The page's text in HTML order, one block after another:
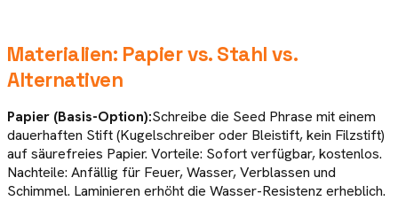
Materialien: Papier vs. Stahl vs.
Alternativen
Papier (Basis-Option):Schreibe die Seed Phrase mit einem
dauerhaften Stift (Kugelschreiber oder Bleistift, kein Filzstift)
auf säurefreies Papier. Vorteile: Sofort verfügbar, kostenlos.
Nachteile: Anfällig für Feuer, Wasser, Verblassen und
Schimmel. Laminieren erhöht die Wasser-Resistenz erheblich.